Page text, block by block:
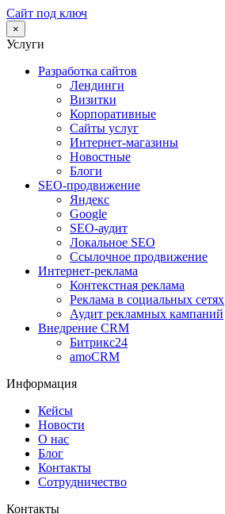
Сайт под ключ
×
Услуги
Разработка сайтов
Лендинги
Визитки
Корпоративные
Сайты услуг
Интернет-магазины
Новостные
Блоги
SEO-продвижение
Яндекс
Google
SEO-аудит
Локальное SEO
Ссылочное продвижение
Интернет-реклама
Контекстная реклама
Реклама в социальных сетях
Аудит рекламных кампаний
Внедрение CRM
Битрикс24
amoCRM
Информация
Кейсы
Новости
О нас
Блог
Контакты
Сотрудничество
Контакты